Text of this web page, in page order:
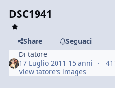
DSC1941
Share
Seguaci
Ditatore
17 Luglio 2011 15 anni
View tatore's images